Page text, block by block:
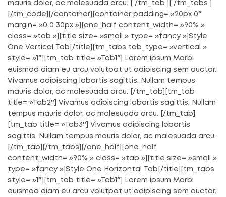
mauris dolor, ac malesuada arcu. [ /tm_tab ][ /tm_tabs ]
[/tm_code][/container][container padding= »20px 0″
margin= »0 0 30px »][one_half content_width= »90% »
class= »tab »][title size= »small » type= »fancy »]Style
One Vertical Tab[/title][tm_tabs tab_type= »vertical »
style= »1″][tm_tab title= »Tab1″] Lorem ipsum Morbi
euismod diam eu arcu volutpat ut adipiscing sem auctor.
Vivamus adipiscing lobortis sagittis. Nullam tempus
mauris dolor, ac malesuada arcu. [/tm_tab][tm_tab
title= »Tab2″] Vivamus adipiscing lobortis sagittis. Nullam
tempus mauris dolor, ac malesuada arcu. [/tm_tab]
[tm_tab title= »Tab3″] Vivamus adipiscing lobortis
sagittis. Nullam tempus mauris dolor, ac malesuada arcu.
[/tm_tab][/tm_tabs][/one_half][one_half
content_width= »90% » class= »tab »][title size= »small »
type= »fancy »]Style One Horizontal Tab[/title][tm_tabs
style= »1″][tm_tab title= »Tab1″] Lorem ipsum Morbi
euismod diam eu arcu volutpat ut adipiscing sem auctor.